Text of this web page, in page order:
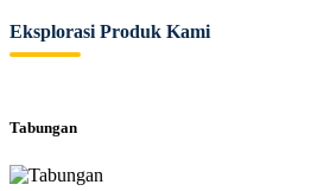
Eksplorasi Produk Kami
Tabungan